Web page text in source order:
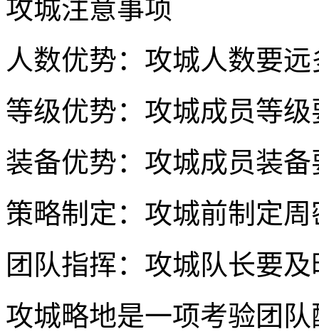
攻城注意事项
人数优势：攻城人数要
等级优势：攻城成员等
装备优势：攻城成员装
策略制定：攻城前制定
团队指挥：攻城队长要
攻城略地是一项考验团